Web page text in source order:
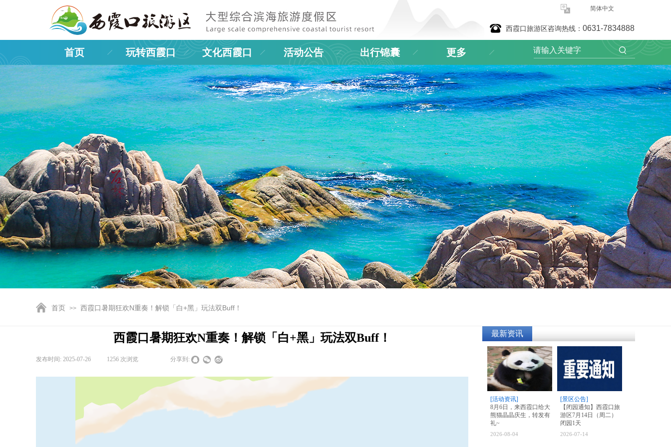
简体中文
西霞口旅游区咨询热线： 0631-7834888
首页 玩转西霞口 文化西霞口 活动公告 出行锦囊 更多
首页 >> 西霞口暑期狂欢N重奏！解锁「白+黑」玩法双Buff！
最新资讯
[活动资讯]
8月6日，来西霞口给大
熊猫晶晶庆生，转发有
礼~
2026-08-04
[景区公告]
【闭园通知】西霞口旅
游区7月14日（周二）
闭园1天
2026-07-14
西霞口暑期狂欢N重奏！解锁「白+黑」玩法双Buff！
发布时间: 2025-07-26 1256 次浏览 分享到: